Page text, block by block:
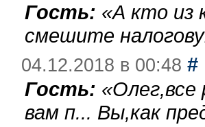
Гость: «А кто из
смешите
04.12.2018 в 00:48 #
Гость: «Олег,все
вам п... Вы,как